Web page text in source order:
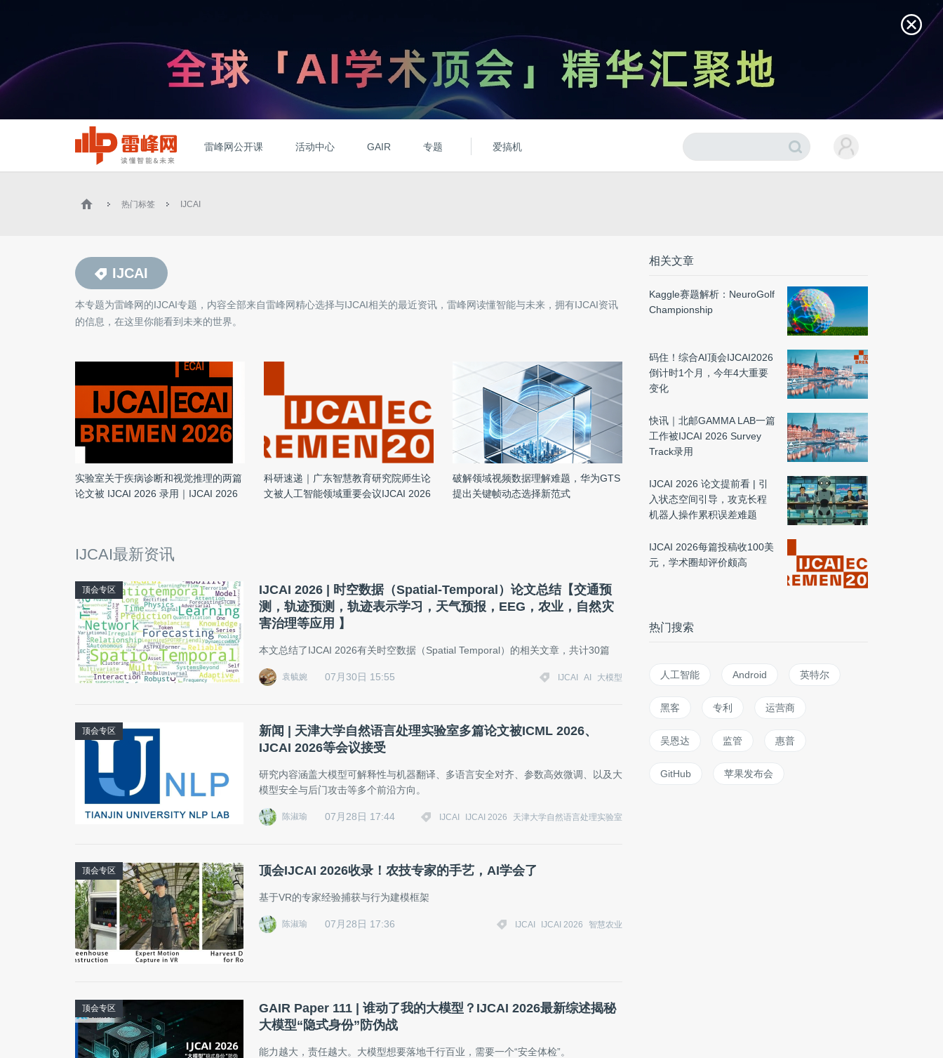
雷峰网公开课 活动中心 GAIR 专题 爱搞机
热门标签 IJCAI
IJCAI
本专题为雷峰网的IJCAI专题，内容全部来自雷峰网精心选择与IJCAI相关的最近资讯，雷峰网读懂智能与未来，拥有IJCAI资讯
的信息，在这里你能看到未来的世界。
实验室关于疾病诊断和视觉推理的两篇
论文被 IJCAI 2026 录用｜IJCAI 2026
科研速递｜广东智慧教育研究院师生论
文被人工智能领域重要会议IJCAI 2026
破解领域视频数据理解难题，华为GTS
提出关键帧动态选择新范式
IJCAI最新资讯
顶会专区
IJCAI 2026 | 时空数据（Spatial-Temporal）论文总结【交通预
测，轨迹预测，轨迹表示学习，天气预报，EEG，农业，自然灾
害治理等应用 】
本文总结了IJCAI 2026有关时空数据（Spatial Temporal）的相关文章，共计30篇
袁毓婉 07月30日 15:55 IJCAI AI 大模型
顶会专区
新闻 | 天津大学自然语言处理实验室多篇论文被ICML 2026、
IJCAI 2026等会议接受
研究内容涵盖大模型可解释性与机器翻译、多语言安全对齐、参数高效微调、以及大
模型安全与后门攻击等多个前沿方向。
陈淑瑜 07月28日 17:44 IJCAI IJCAI 2026 天津大学自然语言处理实验室
顶会专区 顶会IJCAI 2026收录！农技专家的手艺，AI学会了
基于VR的专家经验捕获与行为建模框架
陈淑瑜 07月28日 17:36 IJCAI IJCAI 2026 智慧农业
顶会专区
GAIR Paper 111 | 谁动了我的大模型？IJCAI 2026最新综述揭秘
大模型“隐式身份”防伪战
能力越大，责任越大。大模型想要落地千行百业，需要一个“安全体检”。
相关文章
Kaggle赛题解析：NeuroGolf
Championship
码住！综合AI顶会IJCAI2026
倒计时1个月，今年4大重要
变化
快讯｜北邮GAMMA LAB一篇
工作被IJCAI 2026 Survey
Track录用
IJCAI 2026 论文提前看 | 引
入状态空间引导，攻克长程
机器人操作累积误差难题
IJCAI 2026每篇投稿收100美
元，学术圈却评价颇高
热门搜索
人工智能 Android 英特尔
黑客 专利 运营商
吴恩达 监管 惠普
GitHub 苹果发布会